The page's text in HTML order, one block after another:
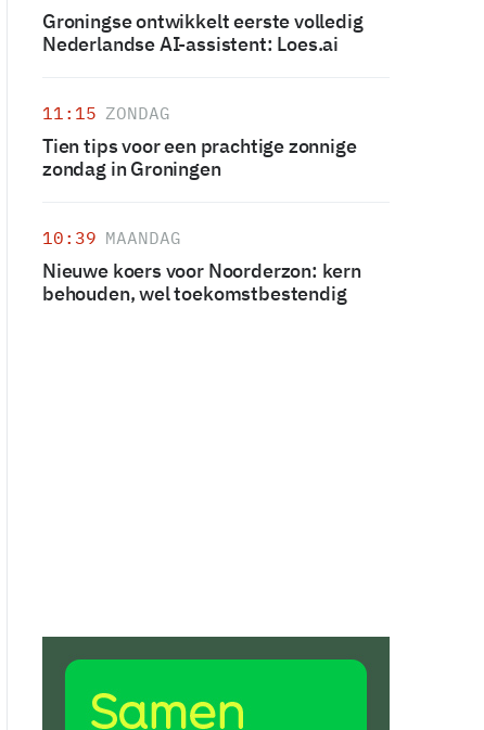
Groningse ontwikkelt eerste volledig
Nederlandse AI-assistent: Loes.ai
11:15 ZONDAG
Tien tips voor een prachtige zonnige
zondag in Groningen
10:39 MAANDAG
Nieuwe koers voor Noorderzon: kern
behouden, wel toekomstbestendig